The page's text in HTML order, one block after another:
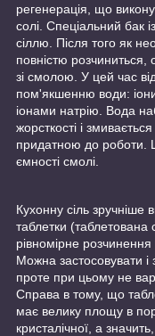
регенерація, що
солі. Спеціальний бак
сіллю. Після того як
повністю
зі смолою. У цей час
пом'якшенню води:
іонами натрію. Вода
жорсткості і
придатною до роботи.
ємності смолі.
Кухонну сіль зручніше
таблетки (таблетована
рівномірне
Можна застосовувати і
проте при цьому не
Справа в тому, що
має велику площу в
кристалічної, а